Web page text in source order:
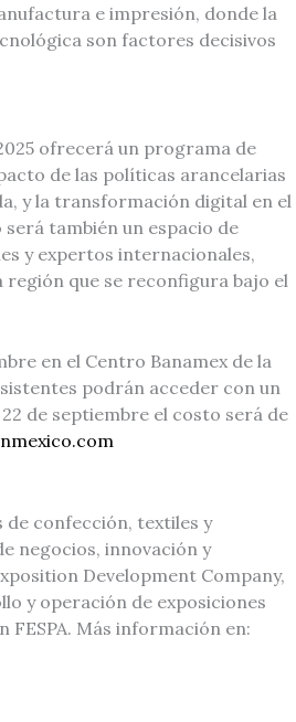
e impresión, donde la
son factores decisivos
ofrecerá un programa de
de las políticas arancelarias
y la transformación digital en el
también un espacio de
y expertos internacionales,
que se reconfigura bajo el
en el Centro Banamex de la
podrán acceder con un
de septiembre el costo será de
de confección, textiles y
negocios, innovación y
Development Company,
y operación de exposiciones
FESPA. Más información en: